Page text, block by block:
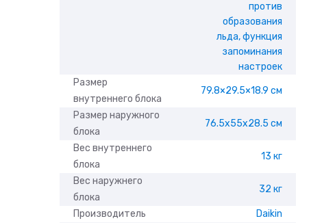
против
образования
льда, функция
запоминания
настроек
Размер
внутреннего блока
79.8×29.5×18.9 см
Размер наружного
блока
76.5x55x28.5 см
Вес внутреннего
блока
13 кг
Вес наружнего
блока
32 кг
Производитель
Daikin